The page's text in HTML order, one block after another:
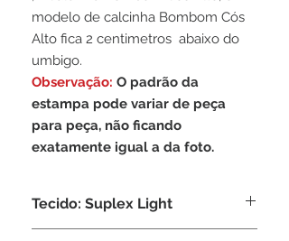
modelo de calcinha Bombom Cós
Alto fica 2 centimetros abaixo do
umbigo.
Observação: O padrão da
estampa pode variar de peça
para peça, não ficando
exatamente igual a da foto.
Tecido: Suplex Light